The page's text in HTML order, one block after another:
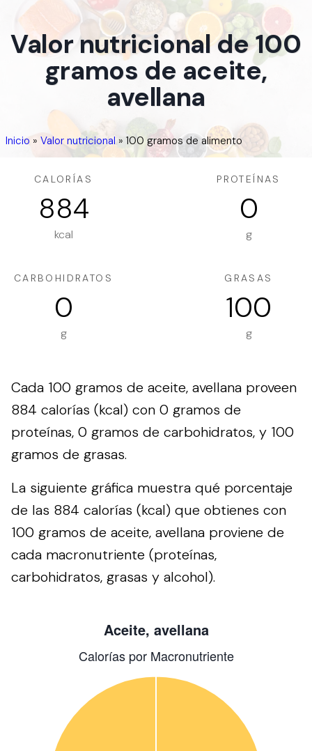
Valor nutricional de 100
gramos de aceite,
avellana
Inicio » Valor nutricional » 100 gramos de alimento
CALORÍAS
884
kcal
PROTEÍNAS
0
g
CARBOHIDRATOS
0
g
GRASAS
100
g
Cada 100 gramos de aceite, avellana proveen
884 calorías (kcal) con 0 gramos de
proteínas, 0 gramos de carbohidratos, y 100
gramos de grasas.
La siguiente gráfica muestra qué porcentaje
de las 884 calorías (kcal) que obtienes con
100 gramos de aceite, avellana proviene de
cada macronutriente (proteínas,
carbohidratos, grasas y alcohol).